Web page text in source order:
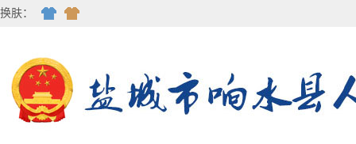
换肤：